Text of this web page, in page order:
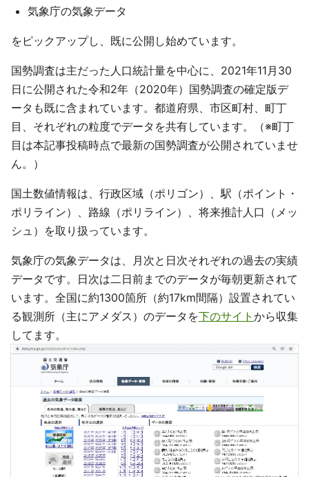
気象庁の気象データ
をピックアップし、既に公開し始めています。
国勢調査は主だった人口統計量を中心に、2021年11月30
日に公開された令和2年（2020年）国勢調査の確定版デ
ータも既に含まれています。都道府県、市区町村、町丁
目、それぞれの粒度でデータを共有しています。（※町丁
目は本記事投稿時点で最新の国勢調査が公開されていませ
ん。）
国土数値情報は、行政区域（ポリゴン）、駅（ポイント・
ポリライン）、路線（ポリライン）、将来推計人口（メッ
シュ）を取り扱っています。
気象庁の気象データは、月次と日次それぞれの過去の実績
データです。日次は二日前までのデータが毎朝更新されて
います。全国に約1300箇所（約17km間隔）設置されてい
る観測所（主にアメダス）のデータを下のサイト から収集
してます。